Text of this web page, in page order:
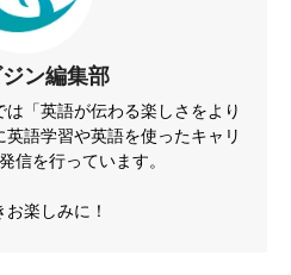
ン編集部
「英語が伝わる楽しさをより
語学習や英語を使ったキャリ
信を行っています。
お楽しみに！